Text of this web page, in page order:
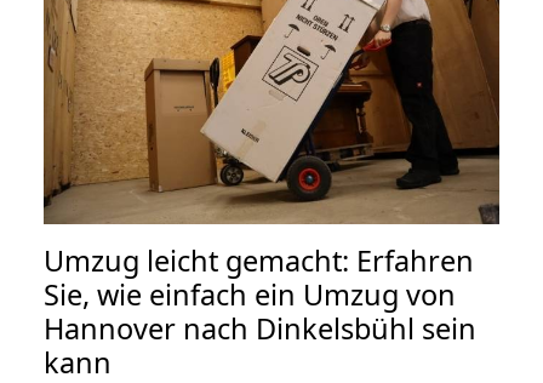
Umzug leicht gemacht: Erfahren
Sie, wie einfach ein Umzug von
Hannover nach Dinkelsbühl sein
kann